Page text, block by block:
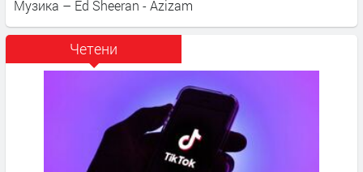
Музика – Ed Sheeran - Azizam
Четени